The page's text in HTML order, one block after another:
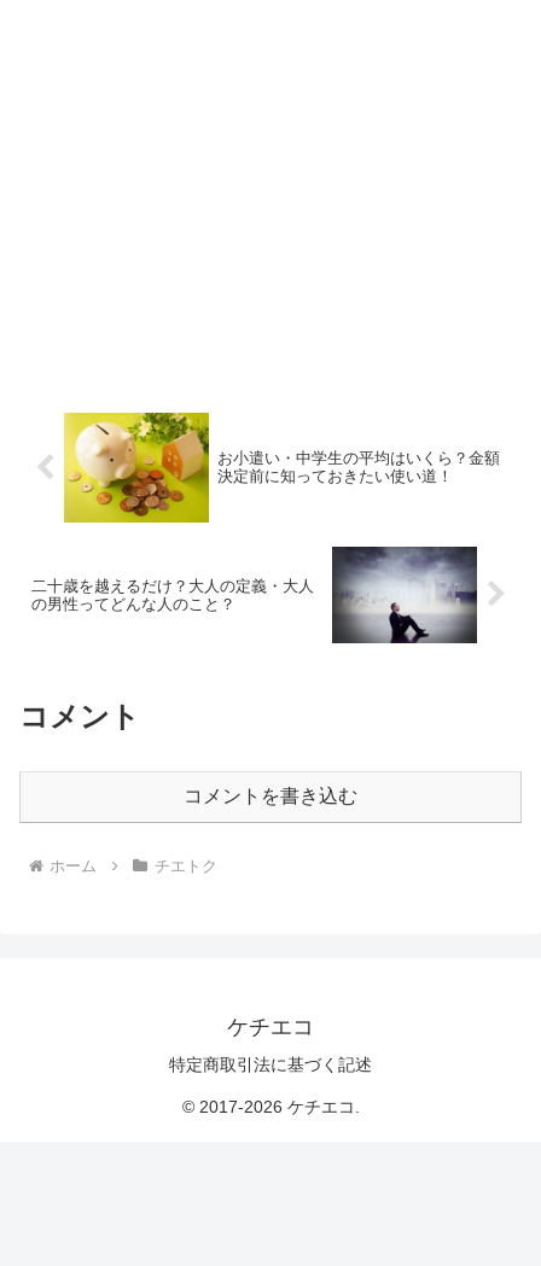
お小遣い・中学生の平均はいくら？金額
決定前に知っておきたい使い道！
二十歳を越えるだけ？大人の定義・大人
の男性ってどんな人のこと？
コメント
コメントを書き込む
ホーム チエトク
ケチエコ
特定商取引法に基づく記述
© 2017-2026 ケチエコ.